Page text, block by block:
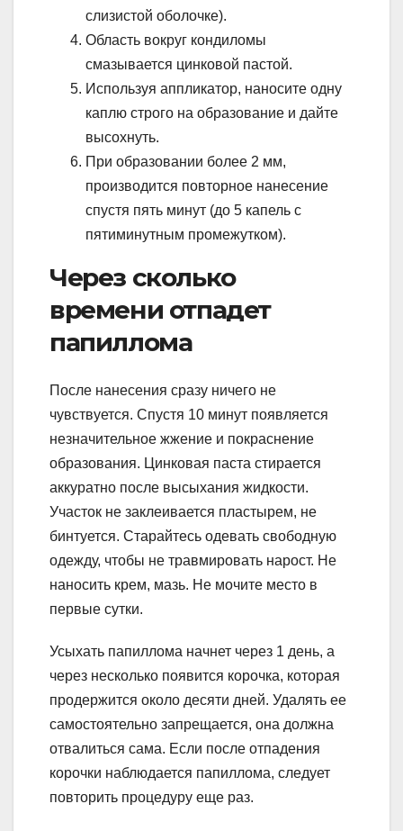
слизистой оболочке).
Область вокруг кондиломы
смазывается цинковой пастой.
Используя аппликатор, наносите одну
каплю строго на образование и дайте
высохнуть.
При образовании более 2 мм,
производится повторное нанесение
спустя пять минут (до 5 капель с
пятиминутным промежутком).
Через сколько
времени отпадет
папиллома
После нанесения сразу ничего не
чувствуется. Спустя 10 минут появляется
незначительное жжение и покраснение
образования. Цинковая паста стирается
аккуратно после высыхания жидкости.
Участок не заклеивается пластырем, не
бинтуется. Старайтесь одевать свободную
одежду, чтобы не травмировать нарост. Не
наносить крем, мазь. Не мочите место в
первые сутки.
Усыхать папиллома начнет через 1 день, а
через несколько появится корочка, которая
продержится около десяти дней. Удалять ее
самостоятельно запрещается, она должна
отвалиться сама. Если после отпадения
корочки наблюдается папиллома, следует
повторить процедуру еще раз.